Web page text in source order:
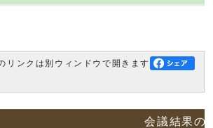
リンクは別ウィンドウで開きます
会議結果の